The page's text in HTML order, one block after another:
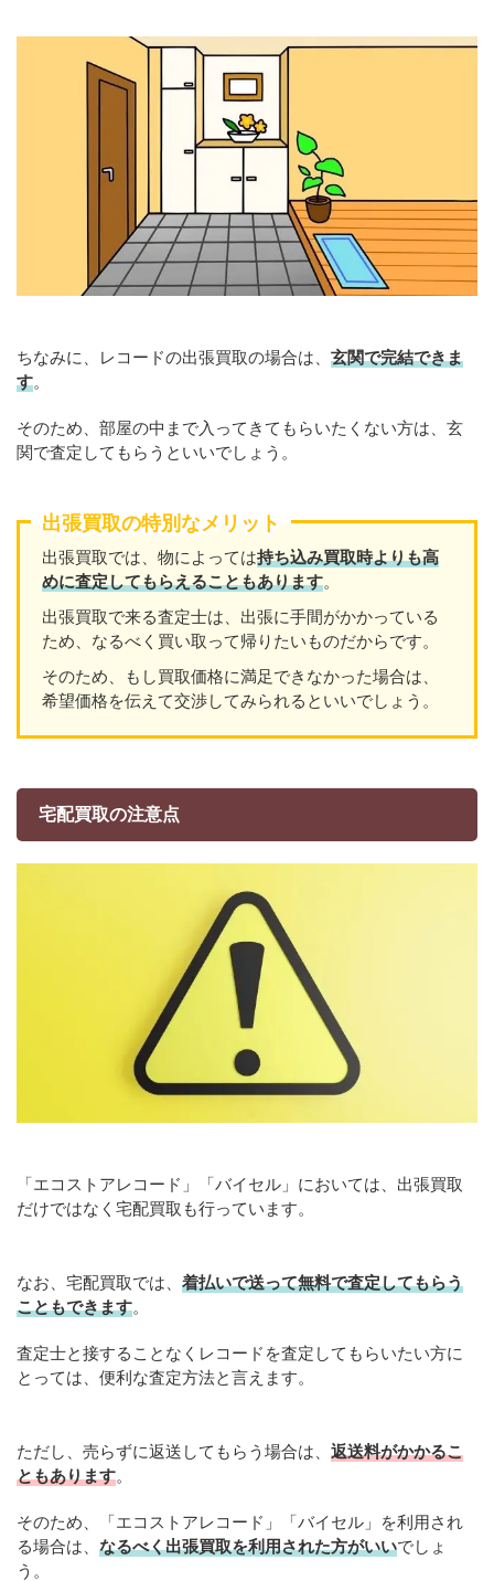
ちなみに、レコードの出張買取の場合は、 玄関で完結できま
す。
そのため、部屋の中まで入ってきてもらいたくない方は、玄
関で査定してもらうといいでしょう。
出張買取の特別なメリット
出張買取では、物によっては持ち込み買取時よりも高
めに査定してもらえることもあります。
出張買取で来る査定士は、出張に手間がかかっている
ため、なるべく買い取って帰りたいものだからです。
そのため、もし買取価格に満足できなかった場合は、
希望価格を伝えて交渉してみられるといいでしょう。
宅配買取の注意点
「エコストアレコード」「バイセル」においては、出張買取
だけではなく宅配買取も行っています。
なお、宅配買取では、 着払いで送って無料で査定してもらう
こともできます。
査定士と接することなくレコードを査定してもらいたい方に
とっては、便利な査定方法と言えます。
ただし、売らずに返送してもらう場合は、 返送料がかかるこ
ともあります。
そのため、「エコストアレコード」「バイセル」を利用され
る場合は、 なるべく出張買取を利用された方がいいでしょ
う。